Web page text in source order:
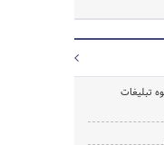
تبلیغات